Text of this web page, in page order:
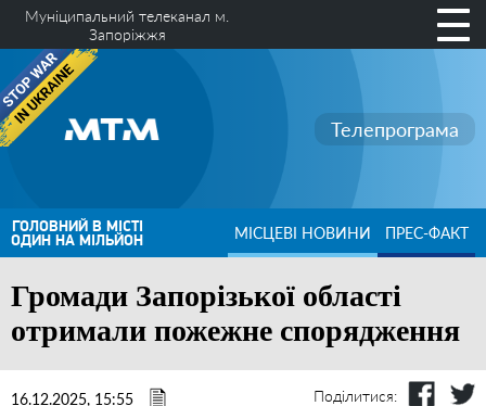
Муніципальний телеканал м.
Запоріжжя
Телепрограма
ГОЛОВНИЙ В МІСТІ
ОДИН НА МІЛЬЙОН МІСЦЕВІ НОВИНИ ПРЕС-ФАКТ
Громади Запорізької області
отримали пожежне спорядження
16.12.2025, 15:55 Поділитися: